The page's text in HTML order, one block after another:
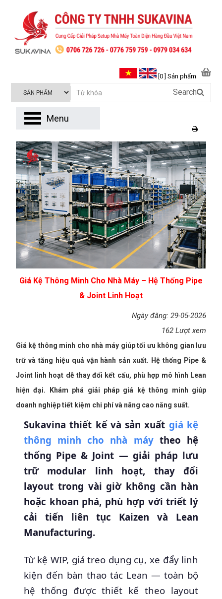
Giá Kệ Thông Minh Cho Nhà Máy – Hệ Thống Pipe
& Joint Linh Hoạt
Ngày đăng: 29-05-2026
162 Lượt xem
Giá kệ thông minh cho nhà máy giúp tối ưu không gian lưu
trữ và tăng hiệu quả vận hành sản xuất. Hệ thống Pipe &
Joint linh hoạt dễ thay đổi kết cấu, phù hợp mô hình Lean
hiện đại. Khám phá giải pháp giá kệ thông minh giúp
doanh nghiệp tiết kiệm chi phí và nâng cao năng suất.
Sukavina thiết kế và sản xuất giá kệ
thông minh cho nhà máytheo hệ
thống Pipe & Joint — giải pháp lưu
trữ modular linh hoạt, thay đổi
layout trong vài giờ không cần hàn
hoặc khoan phá, phù hợp với triết lý
cải tiến liên tục Kaizen và Lean
Manufacturing.
Từ kệ WIP, giá treo dụng cụ, xe đẩy linh
kiện đến bàn thao tác Lean — toàn bộ
hệ thống được thiết kế theo layout
[0 ] Sản phẩm
Search
Menu